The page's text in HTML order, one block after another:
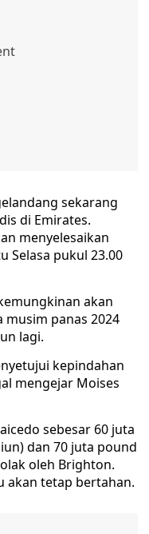
sekarang
di Emirates.
menyelesaikan
Selasa pukul 23.00
akan
panas 2024
lagi.
kepindahan
mengejar Moises
sebesar 60 juta
dan 70 juta pound
oleh Brighton.
akan tetap bertahan.